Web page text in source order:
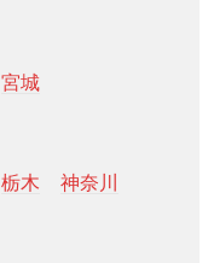
宮城
栃木
神奈川